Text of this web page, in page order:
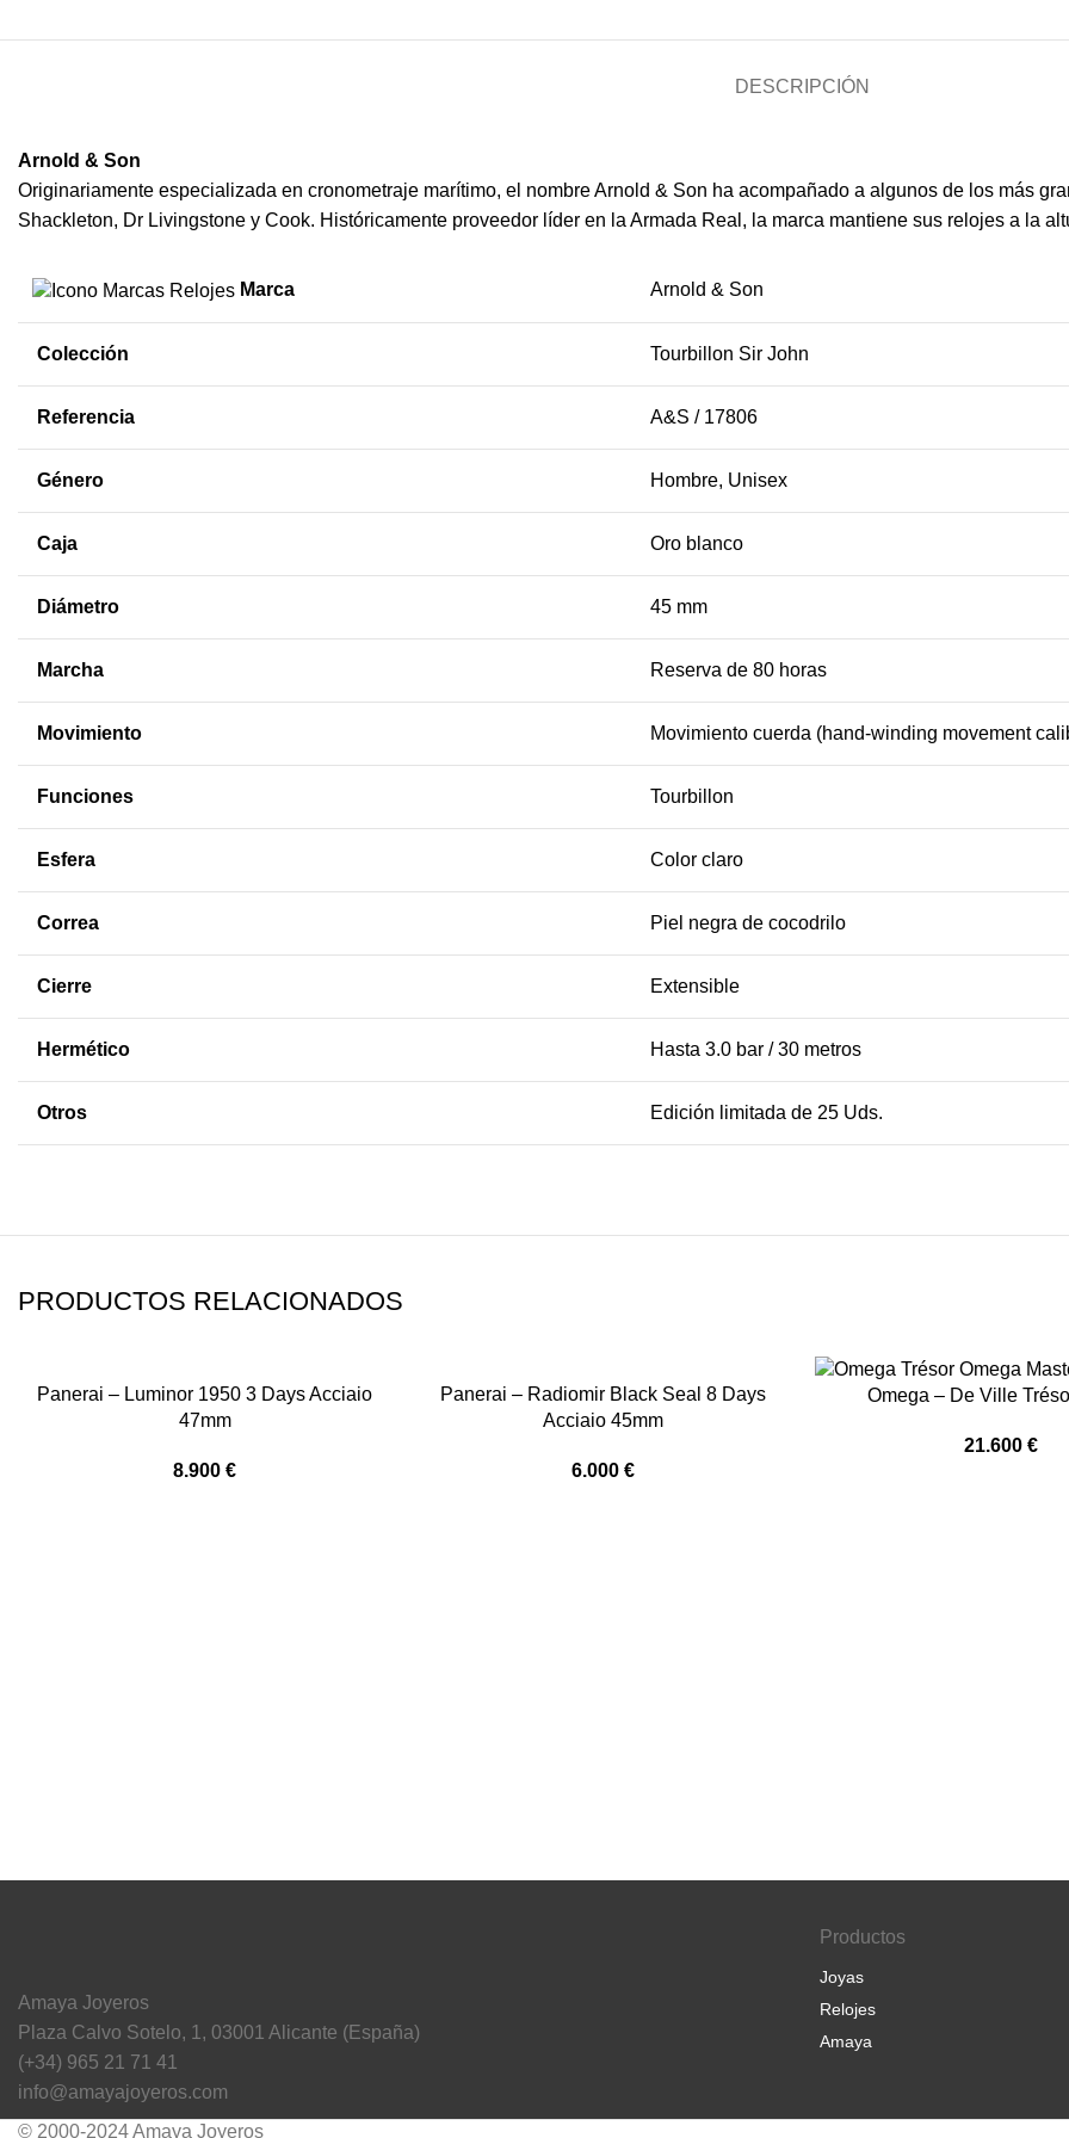
DESCRIPCIÓN
Arnold & Son
Originariamente especializada en cronometraje marítimo, el nombre Arnold & Son ha acompañado a algunos de los más
Shackleton, Dr Livingstone y Cook. Históricamente proveedor líder en la Armada Real, la marca mantiene sus relojes a la
Marca Arnold & Son
Colección Tourbillon Sir John
Referencia A&S / 17806
Género Hombre, Unisex
Caja Oro blanco
Diámetro 45 mm
Marcha Reserva de 80 horas
Movimiento Movimiento cuerda (hand-winding movement
Funciones Tourbillon
Esfera Color claro
Correa Piel negra de cocodrilo
Cierre Extensible
Hermético Hasta 3.0 bar / 30 metros
Otros Edición limitada de 25 Uds.
PRODUCTOS RELACIONADOS
Panerai – Luminor 1950 3 Days Acciaio
47mm
8.900€
Panerai – Radiomir Black Seal 8 Days
Acciaio 45mm
6.000 €
Omega – De Ville
21.600 €
Amaya Joyeros
Plaza Calvo Sotelo, 1, 03001 Alicante (España)
(+34) 965 21 71 41
info@amayajoyeros.com
Productos
Joyas
Relojes
Amaya
© 2000-2024 Amaya Joyeros